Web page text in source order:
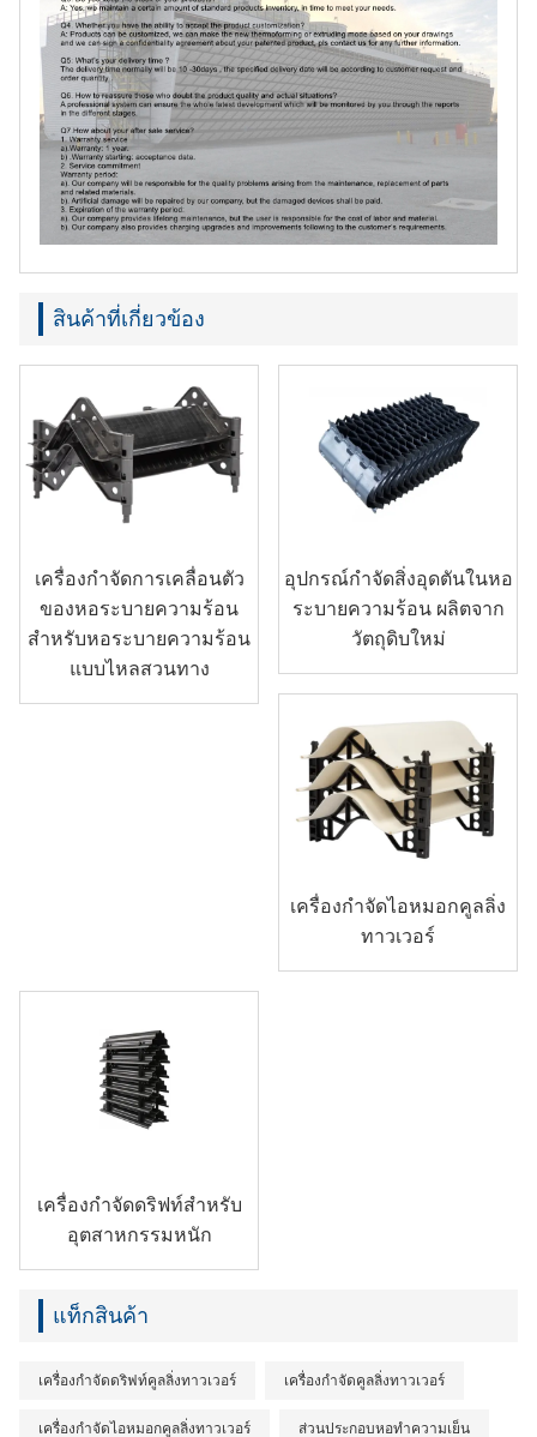
สินค้าที่เกี่ยวข้อง
เครื่องกำจัดการเคลื่อนตัว
ของหอระบายความร้อน
สำหรับหอระบายความร้อน
แบบไหลสวนทาง
อุปกรณ์กำจัดสิ่งอุดตันในหอ
ระบายความร้อน ผลิตจาก
วัตถุดิบใหม่
เครื่องกำจัดไอหมอกคูลลิ่ง
ทาวเวอร์
เครื่องกำจัดดริฟท์สำหรับ
อุตสาหกรรมหนัก
แท็กสินค้า
เครื่องกำจัดดริฟท์คูลลิ่งทาวเวอร์ เครื่องกำจัดคูลลิ่งทาวเวอร์
เครื่องกำจัดไอหมอกคูลลิ่งทาวเวอร์ ส่วนประกอบหอทำความเย็น